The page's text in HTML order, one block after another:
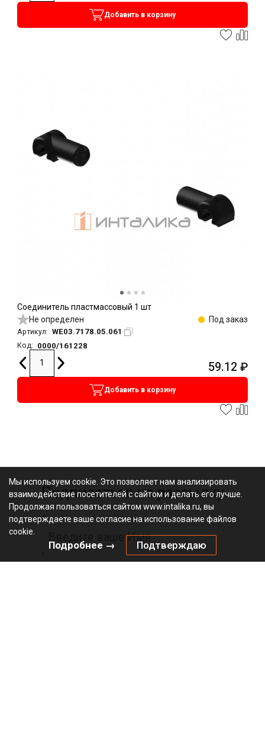
Добавить в корзину
Соединитель пластмассовый 1 шт
Не определен
Под заказ
Артикул: WE03.7178.05.061
Код: 0000/161228
59.12 ₽
Добавить в корзину
Подписаться на рассылку
*
Мы используем cookie. Это позволяет нам анализировать
взаимодействие посетителей с сайтом и делать его лучше.
Продолжая пользоваться сайтом www.intalika.ru, вы
подтверждаете ваше согласие на использование файлов
cookie.
Подробнее → Подтверждаю